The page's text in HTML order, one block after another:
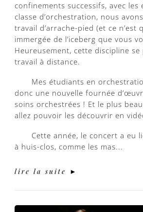
confinements successifs, avec les
classe d’orchestration, nous
travail d’arrache-pied (et ce n’est
immergée de l’iceberg que vous
Heureusement, cette discipline
travail à distance.
Mes étudiants en
donc une nouvelle fournée
soins orchestrées ! Et le plus
allez pouvoir les découvrir en
Cette année, le concert a eu
à huis-clos, comme les mas...
lire la suite ►